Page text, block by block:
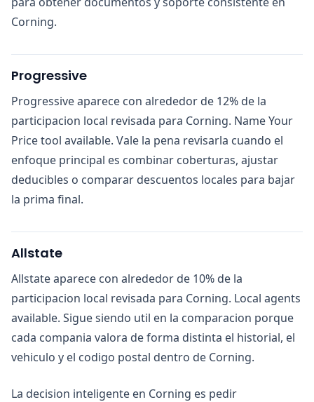
Corning.
Progressive
Progressive aparece con alrededor de 12% de la
participacion local revisada para Corning. Name Your
Price tool available. Vale la pena revisarla cuando el
enfoque principal es combinar coberturas, ajustar
deducibles o comparar descuentos locales para bajar
la prima final.
Allstate
Allstate aparece con alrededor de 10% de la
participacion local revisada para Corning. Local agents
available. Sigue siendo util en la comparacion porque
cada compania valora de forma distinta el historial, el
vehiculo y el codigo postal dentro de Corning.
La decision inteligente en Corning es pedir